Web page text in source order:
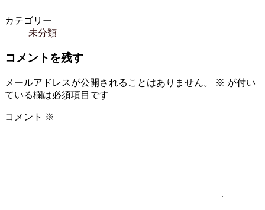
カテゴリー
未分類
コメントを残す
メールアドレスが公開されることはありません。 ※ が付い
ている欄は必須項目です
コメント ※